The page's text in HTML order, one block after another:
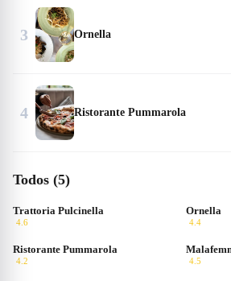
3 Ornella
4 Ristorante Pummarola
Todos (5)
Trattoria Pulcinella
4.6
Ornella
4.4
Ristorante Pummarola
4.2 4.5